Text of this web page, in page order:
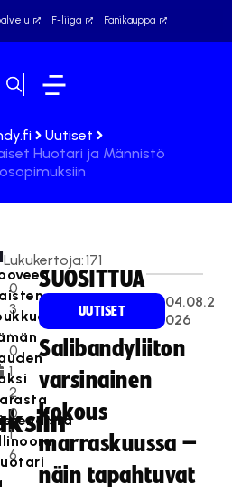
F-liiga Fanikauppa
Uutiset
Huotari ja Männistö
0
3
.
0
1.
2
0
1
6
Lukukertoja:171
SUOSITTUA
UUTISET
04.08.2
026
Salibandyliiton
varsinainen
kokous
marraskuussa –
näin tapahtuvat